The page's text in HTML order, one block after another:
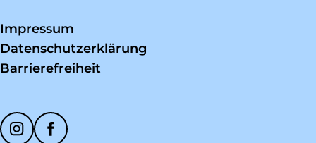
Impressum
Datenschutzerklärung
Barrierefreiheit
Soziale Medien